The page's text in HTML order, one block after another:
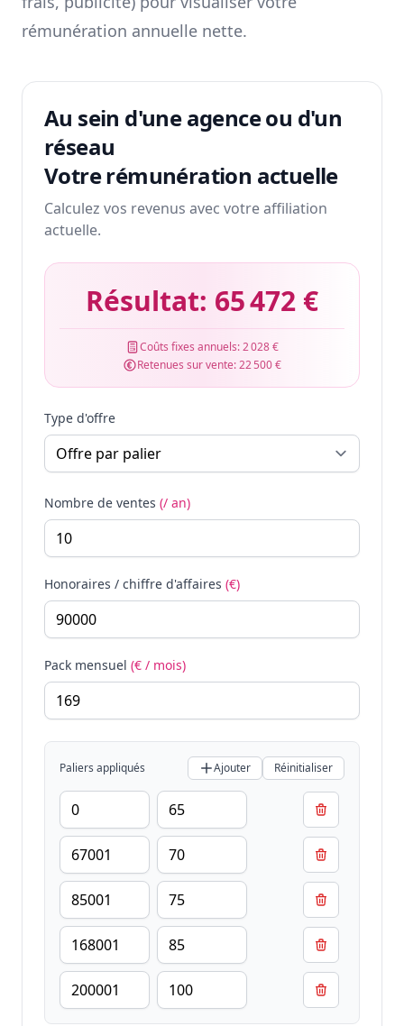
rémunération annuelle nette.
Au sein d'une agence ou d'un
réseau
Votre rémunération actuelle
Calculez vos revenus avec votre affiliation
actuelle.
Résultat: 65 472 €
Coûts fixes annuels:2 028 €
Retenues sur vente:22 500 €
Type d'offre
Nombre de ventes (/ an)
Honoraires / chiffre d'affaires (€)
Pack mensuel (€ / mois)
Paliers appliqués Ajouter Réinitialiser